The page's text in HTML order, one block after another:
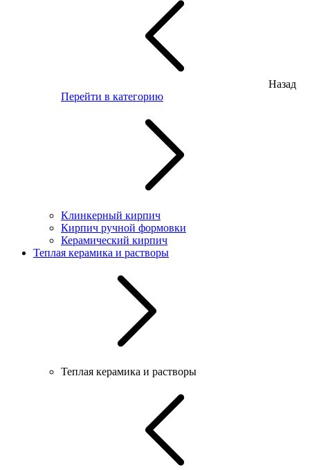
Назад
Перейти в категорию
Клинкерный кирпич
Кирпич ручной формовки
Керамический кирпич
Теплая керамика и растворы
Теплая керамика и растворы